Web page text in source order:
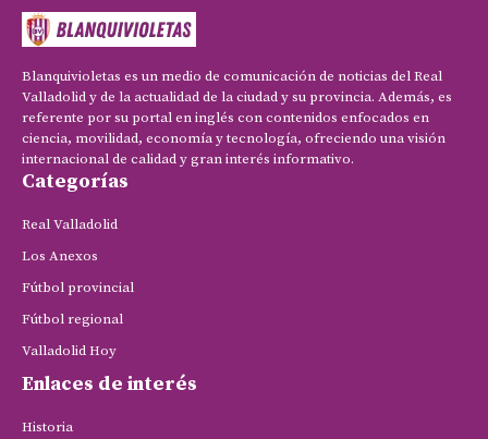
Blanquivioletas es un medio de comunicación de noticias del Real
Valladolid y de la actualidad de la ciudad y su provincia. Además, es
referente por su portal en inglés con contenidos enfocados en
ciencia, movilidad, economía y tecnología, ofreciendo una visión
internacional de calidad y gran interés informativo.
Categorías
Real Valladolid
Los Anexos
Fútbol provincial
Fútbol regional
Valladolid Hoy
Enlaces de interés
Historia